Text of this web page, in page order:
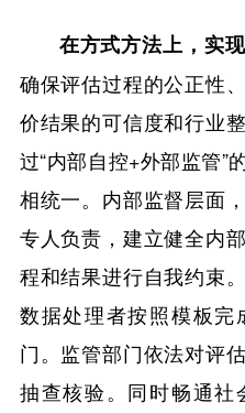
在方式方法上，实
确保评估过程的公正性
价结果的可信度和行业
过“内部自控+外部监管”
相统一。内部监督层面
专人负责，建立健全内
程和结果进行自我约束
数据处理者按照模板完
门。监管部门依法对评
抽查核验。同时畅通社